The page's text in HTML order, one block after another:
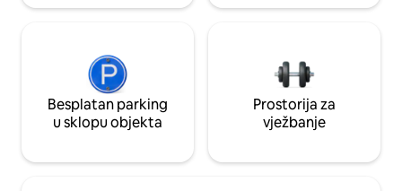
Besplatan parking
u sklopu objekta
Prostorija za
vježbanje